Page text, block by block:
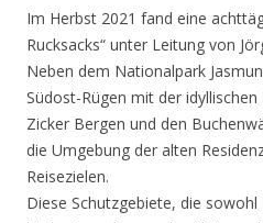
Im Herbst 2021 fand eine
Rucksacks“ unter Leitung von
Neben dem Nationalpark
Südost-Rügen mit der
Zicker Bergen und den
die Umgebung der alten
Reisezielen.
Diese Schutzgebiete, die